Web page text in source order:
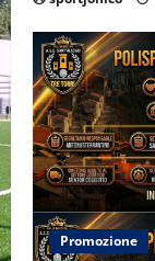
Promozione